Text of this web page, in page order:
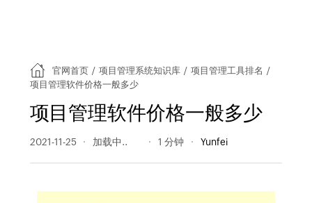
官网首页 / 项目管理系统知识库 / 项目管理工具排名 /
项目管理软件价格一般多少
项目管理软件价格一般多少
2021-11-25 685 阅读量 1 分钟 Yunfei